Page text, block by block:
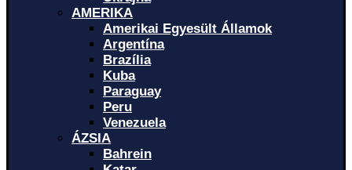
AMERIKA
Amerikai Egyesült Államok
Argentína
Brazília
Kuba
Paraguay
Peru
Venezuela
ÁZSIA
Bahrein